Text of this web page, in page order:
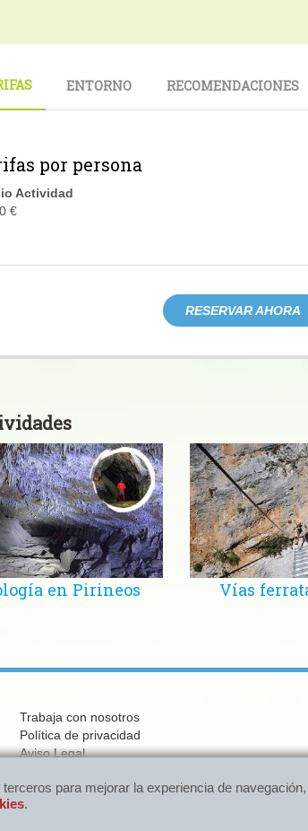
para mejorar la experiencia de
.
para mejorar la experiencia de
.
ENTORNO RECOMENDACIONES
por persona
Actividad
€
RESERVAR AHORA
en Pirineos Vías
Trabaja con nosotros
Política de privacidad
Aviso Legal